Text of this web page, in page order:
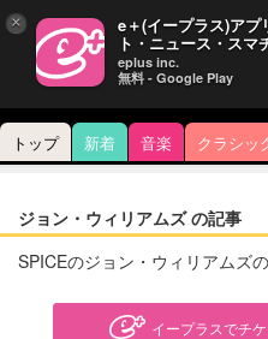
トップ 新着 音楽 クラシッ
ジョン・ウィリアムズ の記事
SPICEのジョン・ウィリアムズ
イープラスでチ
× e＋(イープラス)アプ
ト・ニュース・スマ
eplus inc.
無料 - Google Play